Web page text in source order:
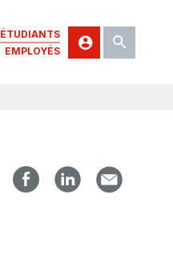
ÉTUDIANTS
EMPLOYÉS